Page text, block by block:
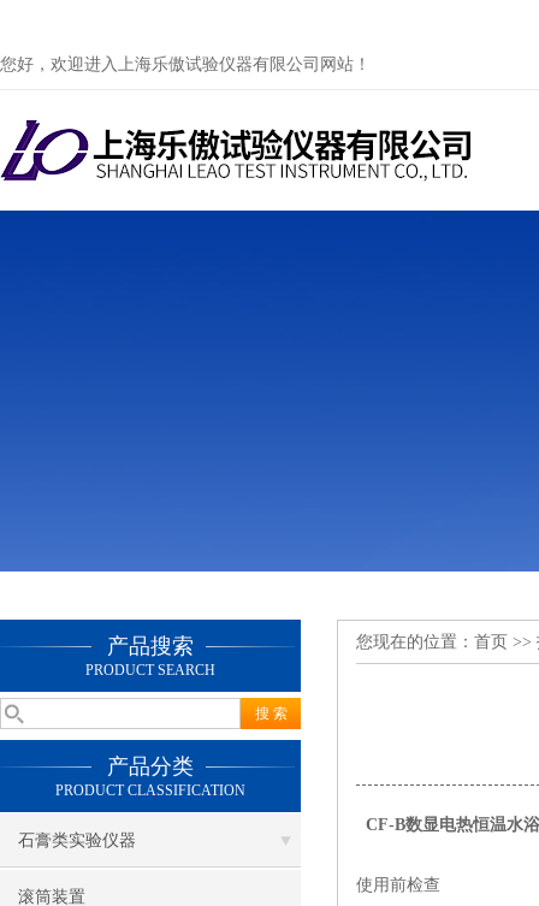
您好，欢迎进入上海乐傲试验仪器有限公司网站！
产品搜索
PRODUCT SEARCH
产品分类
PRODUCT CLASSIFICATION
石膏类实验仪器
滚筒装置
您现在的位置： 首页 >>
CF-B数显电热恒温水
使用前检查